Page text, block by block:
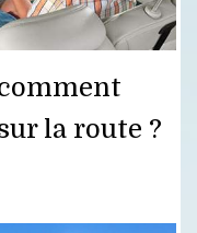
la route ?